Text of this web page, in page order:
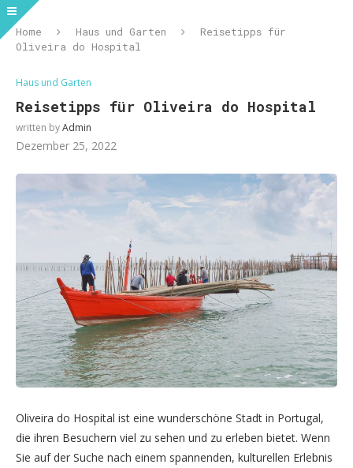
Home Haus und Garten
Reisetipps für
Oliveira do Hospital
Haus und Garten
Reisetipps für Oliveira do Hospital
written byAdmin
Dezember 25, 2022
Oliveira do Hospital ist eine wunderschöne Stadt in Portugal,
die ihren Besuchern viel zu sehen und zu erleben bietet. Wenn
Sie auf der Suche nach einem spannenden, kulturellen Erlebnis